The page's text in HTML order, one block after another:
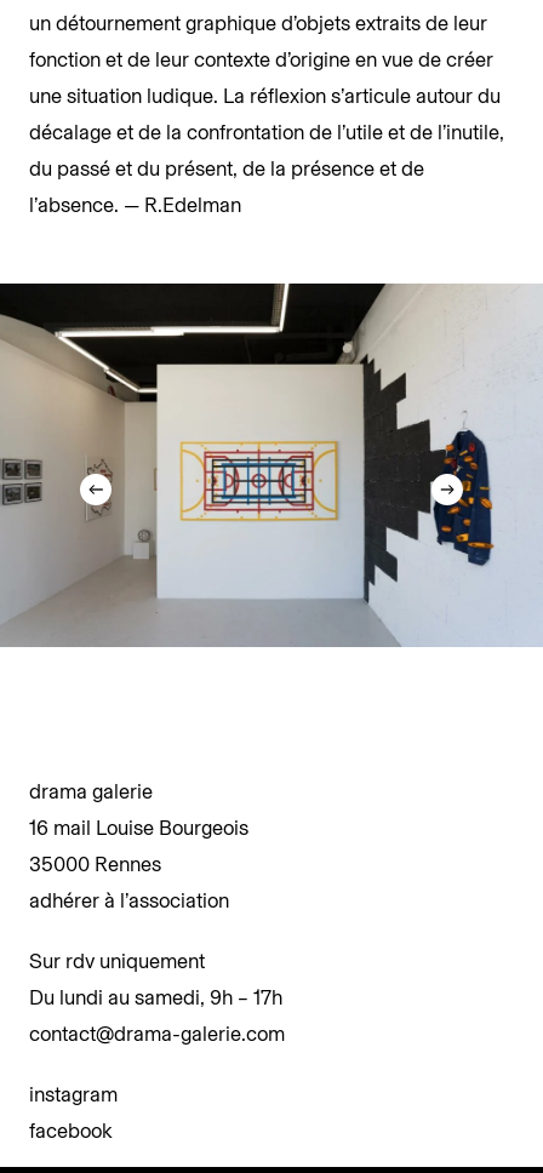
un détournement graphique d’objets extraits de leur
fonction et de leur contexte d’origine en vue de créer
une situation ludique. La réflexion s’articule autour du
décalage et de la confrontation de l’utile et de l’inutile,
du passé et du présent, de la présence et de
l’absence. — R.Edelman
drama galerie
16 mail Louise Bourgeois
35000 Rennes
adhérer à l’association
Sur rdv uniquement
Du lundi au samedi, 9h – 17h
contact@drama-galerie.com
instagram
facebook